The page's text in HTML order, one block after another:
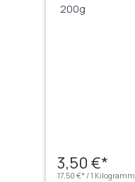
3,50 €*
17,50 €* / 1 Kilogramm